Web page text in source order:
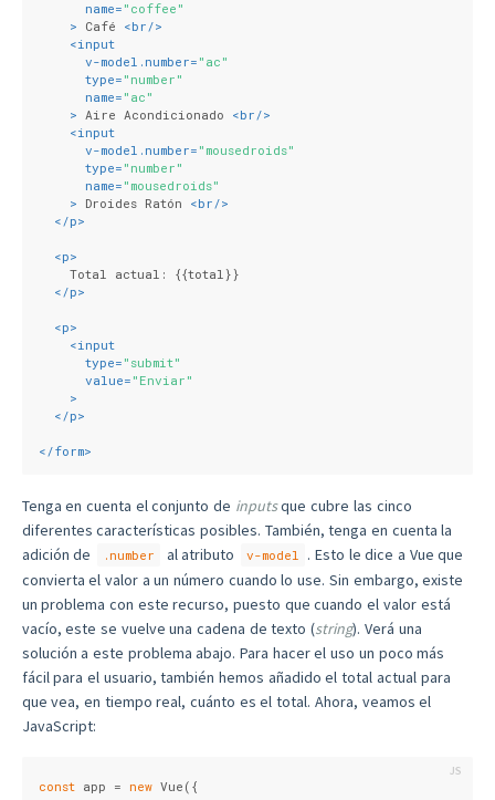
name= "coffee"
    >
Café <br />
<input
v-model.number= "ac"
type= "number"
name= "ac"
    >
Aire Acondicionado <br />
<input
v-model.number= "mousedroids"
type= "number"
name= "mousedroids"
    >
Droides Ratón <br />
</p>
<p>
    Total actual: {{total}}
</p>
<p>
<input
type= "submit"
value= "Enviar"
    >
</p>
</form>
Tenga en cuenta el conjunto de inputsque cubre las cinco
diferentes características posibles. También, tenga en cuenta la
adición de
.number al atributo v-model
. Esto le dice a Vue que
convierta el valor a un número cuando lo use. Sin embargo, existe
un problema con este recurso, puesto que cuando el valor está
vacío, este se vuelve una cadena de texto (string). Verá una
solución a este problema abajo. Para hacer el uso un poco más
fácil para el usuario, también hemos añadido el total actual para
que vea, en tiempo real, cuánto es el total. Ahora, veamos el
JavaScript:
const app = new Vue({